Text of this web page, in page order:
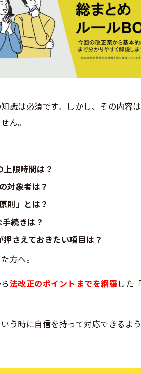
識は必須です。しかし、その内容
ん。
限時間は？
対象者は？
則」とは？
続きは？
さえておきたい項目は？
方へ。
法改正のポイントまでを網羅した
う時に自信を持って対応できるよ